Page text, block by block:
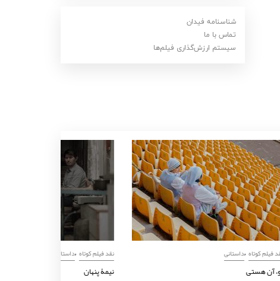
شناسنامه فیدان
تماس با ما
سیستم ارزش‌گذاری فیلم‌ها